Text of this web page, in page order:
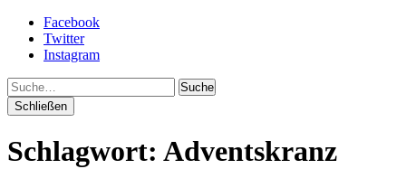
Facebook
Twitter
Instagram
Suche
Schließen
Schlagwort: Adventskranz